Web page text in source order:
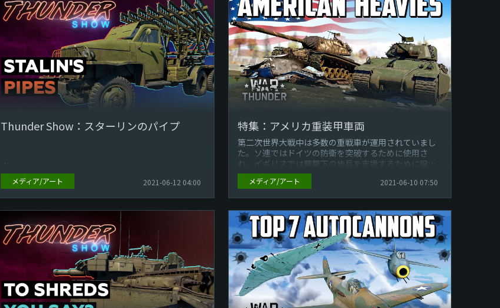
今週最高だった動画だけをご紹...
Thunder Show：スターリンのパイプ
今週最高だった動画だけをご紹...
メディア/アート 2021-06-12 04:00
特集：アメリカ重装甲車両
第二次世界大戦中は多数の重戦車が運用されていまし
た。ソ連ではドイツの防衛を突破するために使用さ
れ、イギリスでは襲撃下の歩兵を支援するために設計
されました…。しかし、アメリカを含む一...
メディア/アート 2021-06-10 07:50